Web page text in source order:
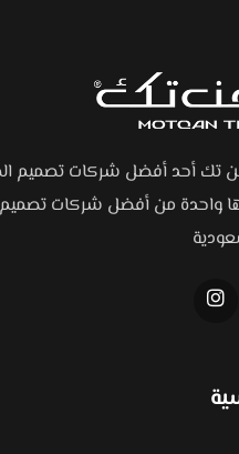
تك أحد أفضل شركات تصميم
واحدة من أفضل شركات تصميم